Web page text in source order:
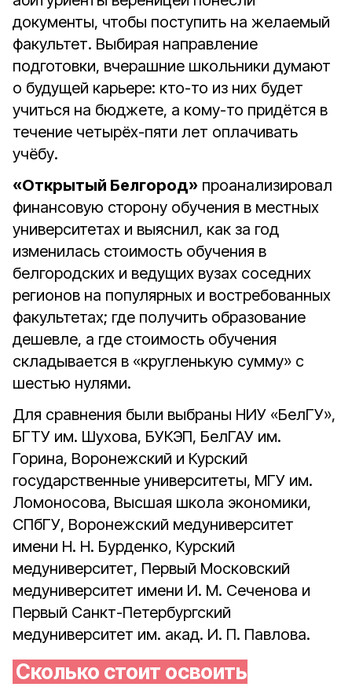
документы, чтобы поступить на желаемый
факультет. Выбирая направление
подготовки, вчерашние школьники думают
о будущей карьере: кто-то из них будет
учиться на бюджете, а кому-то придётся в
течение четырёх-пяти лет оплачивать
учёбу.
«Открытый Белгород» проанализировал
финансовую сторону обучения в местных
университетах и выяснил, как за год
изменилась стоимость обучения в
белгородских и ведущих вузах соседних
регионов на популярных и востребованных
факультетах; где получить образование
дешевле, а где стоимость обучения
складывается в «кругленькую сумму» с
шестью нулями.
Для сравнения были выбраны НИУ «БелГУ»,
БГТУ им. Шухова, БУКЭП, БелГАУ им.
Горина, Воронежский и Курский
государственные университеты, МГУ им.
Ломоносова, Высшая школа экономики,
СПбГУ, Воронежский медуниверситет
имени Н. Н. Бурденко, Курский
медуниверситет, Первый Московский
медуниверситет имени И. М. Сеченова и
Первый Санкт-Петербургский
медуниверситет им. акад. И. П. Павлова.
Сколько стоит освоить